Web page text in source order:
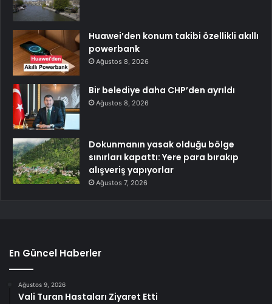
Huawei’den konum takibi özellikli akıllı
powerbank
Ağustos 8, 2026
Bir belediye daha CHP’den ayrıldı
Ağustos 8, 2026
Dokunmanın yasak olduğu bölge
sınırları kapattı: Yere para bırakıp
alışveriş yapıyorlar
Ağustos 7, 2026
En Güncel Haberler
Ağustos 9, 2026
Vali Turan Hastaları Ziyaret Etti